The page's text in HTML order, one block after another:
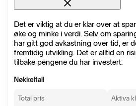
Det er viktig at du er klar over at
øke og minke i verdi. Selv om
har gitt god avkastning over tid, er
fremtidig utvikling. Det er alltid en
tilbake pengene du har investert.
Nøkkeltall
Total pris
Aktiva